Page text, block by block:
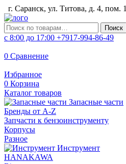
г. Саранск, ул. Титова, д. 4, пом. 1
Искать: Поиск
с 8:00 до 17:00 +7917-994-86-49
0 Сравнение
Избранное
0 Корзина
Каталог товаров
Запасные части
Бренды от A-Z
Запчасти к бензоинструменту
Корпусы
Разное
Инструмент
HANAKAWA